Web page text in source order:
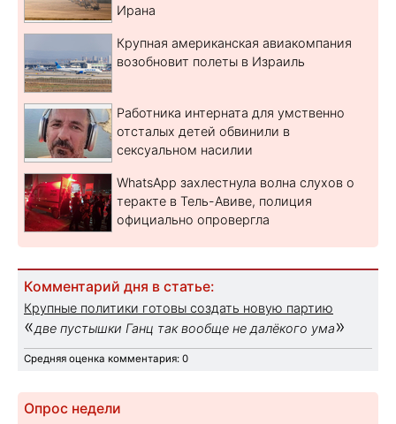
Ирана
Крупная американская авиакомпания
возобновит полеты в Израиль
Работника интерната для умственно
отсталых детей обвинили в
сексуальном насилии
WhatsApp захлестнула волна слухов о
теракте в Тель-Авиве, полиция
официально опровергла
Комментарий дня в статье:
Крупные политики готовы создать новую партию
«две пустышки Ганц так вообще не далёкого ума»
Средняя оценка комментария: 0
Опрос недели